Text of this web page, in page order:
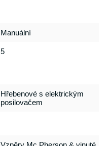
Manuální
5
Hřebenové s elektrickým
posilovačem